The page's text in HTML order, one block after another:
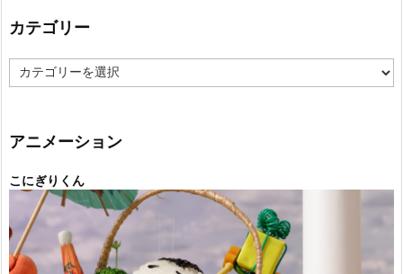
カテゴリー
テ
ー
アニメーション
こにぎりくん